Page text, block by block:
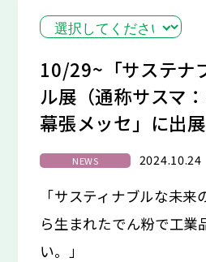
10/29~「サステナ
ル展（通称サスマ
幕張メッセ」に出
NEWS 2024.10.24
「サスティナブルな未
ら生まれたでん粉で工業
い。」